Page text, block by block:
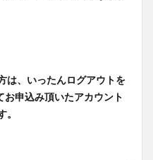
は、いったんログアウトを
申込み頂いたアカウント